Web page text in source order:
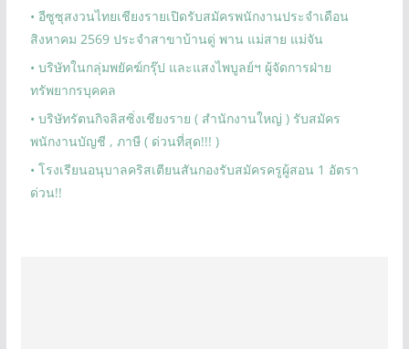
• อีซูซุสงวนไทยเชียงรายเปิดรับสมัครพนักงานประจำเดือน
สิงหาคม 2569 ประจำสาขาบ้านดู่ พาน แม่สาย แม่จัน
• บริษัทในกลุ่มพยัคฆ์กรุ๊ป และแสงไพบูลย์ฯ ผู้จัดการฝ่าย
ทรัพยากรบุคคล
• บริษัทรัตนกิจลิสซิ่งเชียงราย ( สำนักงานใหญ่ ) รับสมัคร
พนักงานบัญชี , ภาษี ( ด่วนที่สุด!!! )
• โรงเรียนอนุบาลคริสเตียนสันกองรับสมัครครูผู้สอน 1 อัตรา
ด่วน!!